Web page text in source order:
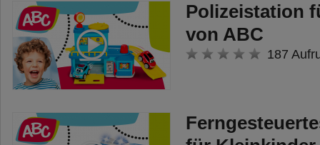
Polizeistation
von ABC
187